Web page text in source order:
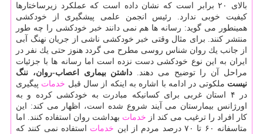
بالای ۲۰ برابر است كه نشان داده است كه عملكرد زیرساختارها
كیفیت خوبی ندارد. رئیس انجمن علمی پیشگیری از خودكشی
همینطور می گوید: رسانه ها هم نمی دانند خبر خودكشی را چه طور
منتشر كنند. برای مثال وقتی خبر خودكشی ناشی از جریان نهنگ آبی
از جانب یك روان شناس روسی مطرح می گردد هنوز حتی یك نفر در
ایران به این نوع خودكشی دست نزده است اما رسانه ها با جزئیات
مراحل آن را توضیح می دهند. داشتن بیماری اعصاب-روان، ننگ
نیست ملكوتی در ادامه با اشاره به اینكه از سال قبل خدمات پیگیری
در ۴ استان غربی برای كسانیكه مبادرت به خودكشی كرده و به
اورژانس بیمارستان می آیند شروع شده است، اظهار می كند: این
كار افراد را ترغیب می كند از خدمات بهداشت روان استفاده كنند. اما
متاسفانه ۶۰ تا ۷۰ درصد مردم از این
خدمات استفاده نمی كنند كه